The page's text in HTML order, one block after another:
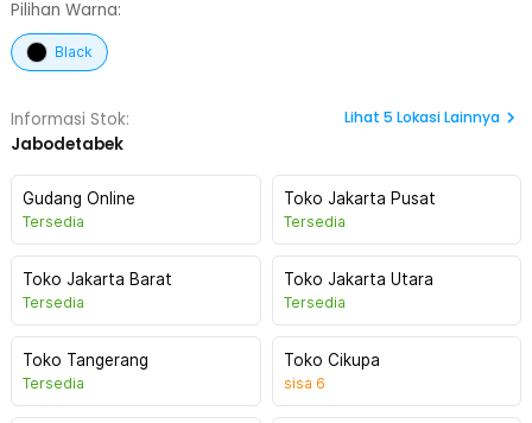
Pilihan Warna:
Black
Informasi Stok:
Jabodetabek
Lihat 5 Lokasi Lainnya
Gudang Online
Tersedia
Toko Jakarta Pusat
Tersedia
Toko Jakarta Barat
Tersedia
Toko Jakarta Utara
Tersedia
Toko Tangerang
Tersedia
Toko Cikupa
sisa 6